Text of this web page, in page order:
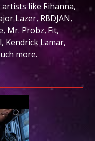
like Rihanna,
Lazer, RBDJAN,
Mr. Probz, Fit,
Kendrick Lamar,
more.